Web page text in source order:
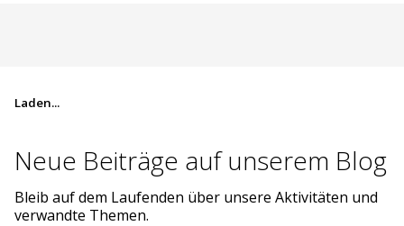
Laden...
Neue Beiträge aufunserem Blog
Bleib auf dem Laufenden über unsere Aktivitäten und
verwandte Themen.